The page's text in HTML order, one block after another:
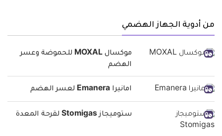
من أدوية الجهاز الهضمي
موكسال MOXAL للحموضة وعسر
الهضم
امانيرا Emanera لعسر الهضم
ستوميجاز Stomigas لقرحة المعدة